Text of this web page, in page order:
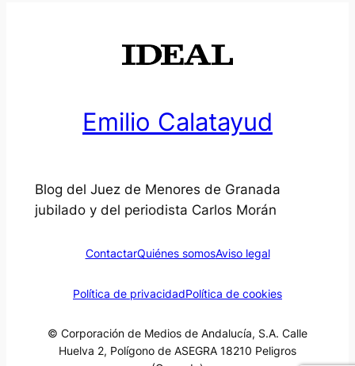
Emilio Calatayud
Blog del Juez de Menores de Granada
jubilado y del periodista Carlos Morán
ContactarQuiénes somosAviso legal
Política de privacidadPolítica de cookies
© Corporación de Medios de Andalucía, S.A. Calle
Huelva 2, Polígono de ASEGRA 18210 Peligros